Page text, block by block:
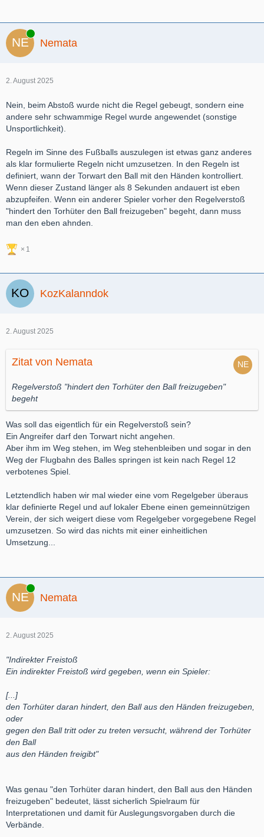
Online
Nemata
2. August 2025
Nein, beim Abstoß wurde nicht die Regel gebeugt, sondern eine
andere sehr schwammige Regel wurde angewendet (sonstige
Unsportlichkeit).
Regeln im Sinne des Fußballs auszulegen ist etwas ganz anderes
als klar formulierte Regeln nicht umzusetzen. In den Regeln ist
definiert, wann der Torwart den Ball mit den Händen kontrolliert.
Wenn dieser Zustand länger als 8 Sekunden andauert ist eben
abzupfeifen. Wenn ein anderer Spieler vorher den Regelverstoß
"hindert den Torhüter den Ball freizugeben" begeht, dann muss
man den eben ahnden.
1
KozKalanndok
2. August 2025
Zitat von Nemata
Regelverstoß "hindert den Torhüter den Ball freizugeben"
begeht
Was soll das eigentlich für ein Regelverstoß sein?
Ein Angreifer darf den Torwart nicht angehen.
Aber ihm im Weg stehen, im Weg stehenbleiben und sogar in den
Weg der Flugbahn des Balles springen ist kein nach Regel 12
verbotenes Spiel.
Letztendlich haben wir mal wieder eine vom Regelgeber überaus
klar definierte Regel und auf lokaler Ebene einen gemeinnützigen
Verein, der sich weigert diese vom Regelgeber vorgegebene Regel
umzusetzen. So wird das nichts mit einer einheitlichen
Umsetzung...
Online
Nemata
2. August 2025
"Indirekter Freistoß
Ein indirekter Freistoß wird gegeben, wenn ein Spieler:
[...]
den Torhüter daran hindert, den Ball aus den Händen freizugeben,
oder
gegen den Ball tritt oder zu treten versucht, während der Torhüter
den Ball
aus den Händen freigibt"
Was genau "den Torhüter daran hindert, den Ball aus den Händen
freizugeben" bedeutet, lässt sicherlich Spielraum für
Interpretationen und damit für Auslegungsvorgaben durch die
Verbände.